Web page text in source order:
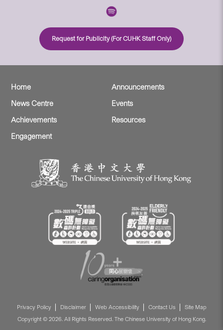
Request for Publicity (For CUHK Staff Only)
Home
Announcements
News Centre
Events
Achievements
Resources
Engagement
Privacy Policy Disclaimer Web Accessibility Contact Us
Site Map
Copyright © 2026. All Rights Reserved. The Chinese University of Hong Kong.